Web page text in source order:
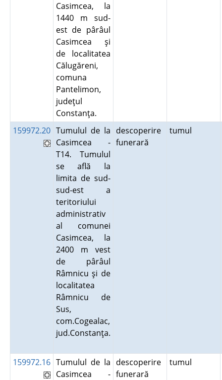
Casimcea, la
1440 m sud-
est de pârâul
Casimcea şi
de localitatea
Călugăreni,
comuna
Pantelimon,
judeţul
Constanţa.
159972.20 Tumulul de la
Casimcea -
T14. Tumulul
se află la
limita de sud-
sud-est a
teritoriului
administrativ
al comunei
Casimcea, la
2400 m vest
de pârâul
Râmnicu şi de
localitatea
Râmnicu de
Sus,
com.Cogealac,
jud.Constanţa.
descoperire
funerară
tumul
159972.16 Tumulul de la
Casimcea -
descoperire
funerară
tumul